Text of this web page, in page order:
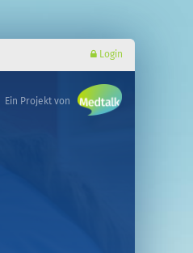
Login
Ein Projekt von